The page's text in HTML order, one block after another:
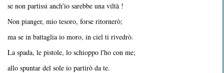
se non partissi anch'io sarebbe una viltà !
Non pianger, mio tesoro, forse ritornerò;
ma se in battaglia io moro, in ciel ti rivedrò.
La spada, le pistole, lo schioppo l'ho con me;
allo spuntar del sole io partirò da te.